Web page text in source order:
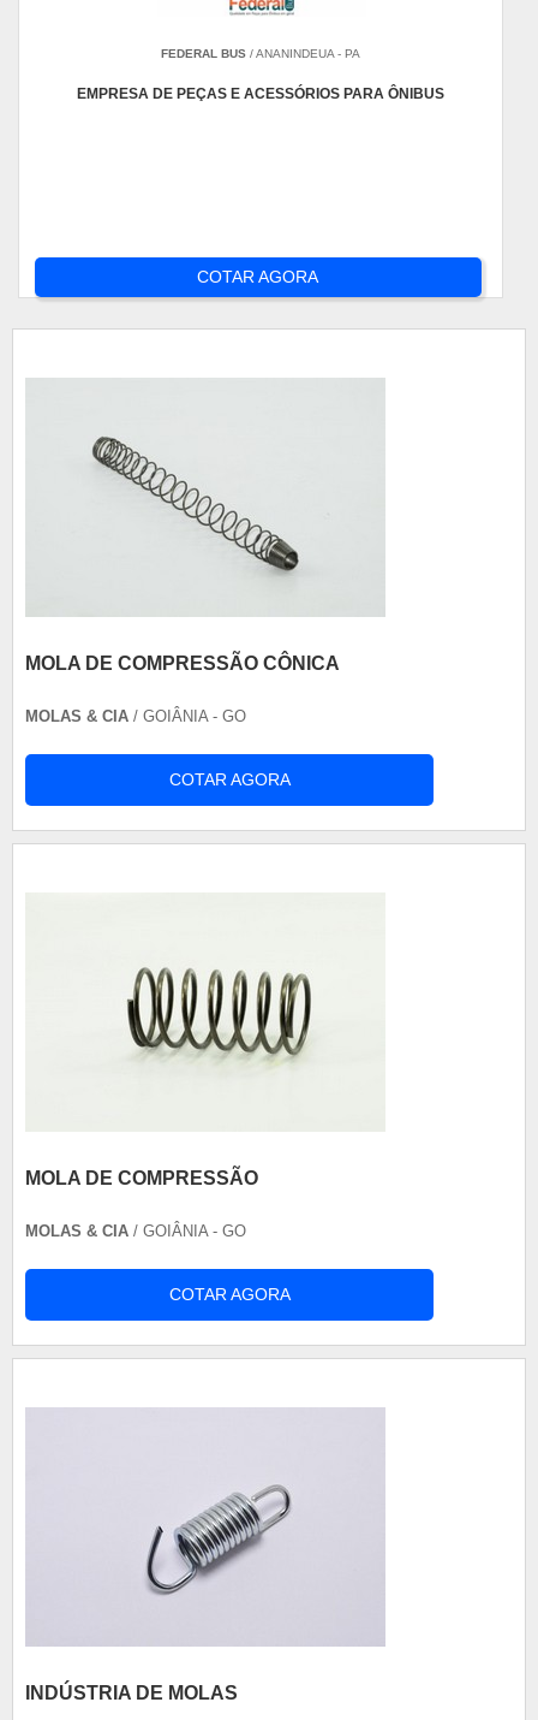
FEDERAL BUS / ANANINDEUA - PA
EMPRESA DE PEÇAS E ACESSÓRIOS PARA ÔNIBUS
COTAR AGORA
MOLA DE COMPRESSÃO CÔNICA
MOLAS & CIA / GOIÂNIA - GO
COTAR AGORA
MOLA DE COMPRESSÃO
MOLAS & CIA / GOIÂNIA - GO
COTAR AGORA
INDÚSTRIA DE MOLAS